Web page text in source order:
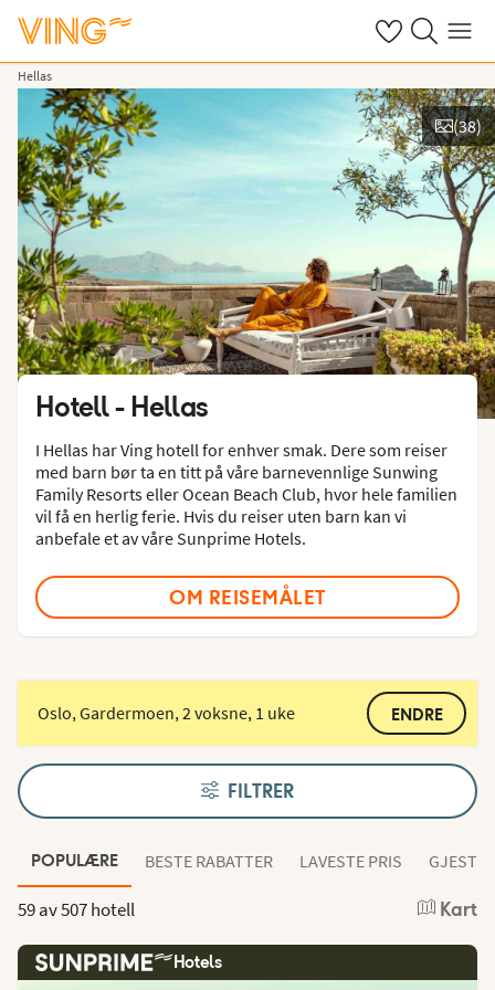
Se dine sparte
Søk påMeny
Hellas
Vis bilder
(38)
Hotell - Hellas
I Hellas har Ving hotell for enhver smak. Dere som reiser
med barn bør ta en titt på våre barnevennlige Sunwing
Family Resorts eller Ocean Beach Club, hvor hele familien
vil få en herlig ferie. Hvis du reiser uten barn kan vi
anbefale et av våre Sunprime Hotels.
OM REISEMÅLET
Oslo, Gardermoen, 2 voksne, 1 uke ENDRE
FILTRER
POPULÆRE BESTE RABATTER LAVESTE PRIS
59 av507 hotell Kart
Hotels